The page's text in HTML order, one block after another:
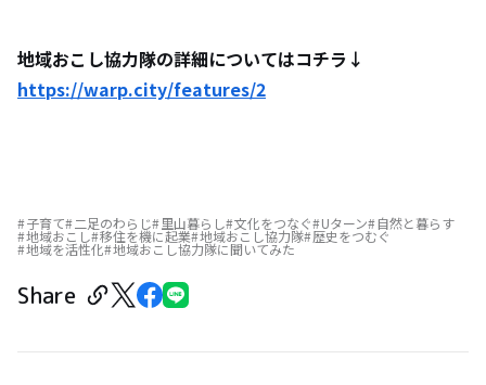
地域おこし協力隊の詳細についてはコチラ↓
https://warp.city/features/2
子育て 二足のわらじ 里山暮らし 文化をつなぐ Uターン 自然と暮らす
地域おこし 移住を機に起業 地域おこし協力隊 歴史をつむぐ
地域を活性化 地域おこし協力隊に聞いてみた
Share